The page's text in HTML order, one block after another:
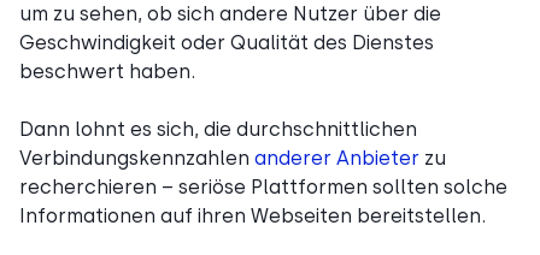
um zu sehen, ob sich andere Nutzer über die
Geschwindigkeit oder Qualität des Dienstes
beschwert haben.
Dann lohnt es sich, die durchschnittlichen
Verbindungskennzahlen anderer Anbieter zu
recherchieren – seriöse Plattformen sollten solche
Informationen auf ihren Webseiten bereitstellen.